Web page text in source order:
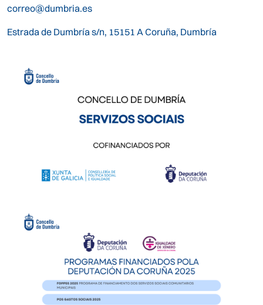
correo@dumbria.es
Estrada de Dumbría s/n, 15151 A Coruña, Dumbría